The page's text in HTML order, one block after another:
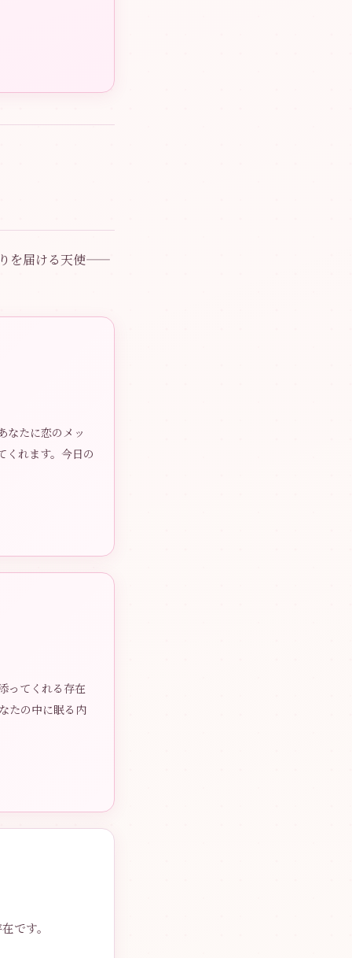
りを届ける天使——
なたに恋のメッ
くれます。今日の
ってくれる存在
たの中に眠る内
です。